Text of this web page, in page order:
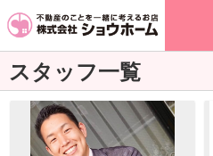
スタッフ一覧